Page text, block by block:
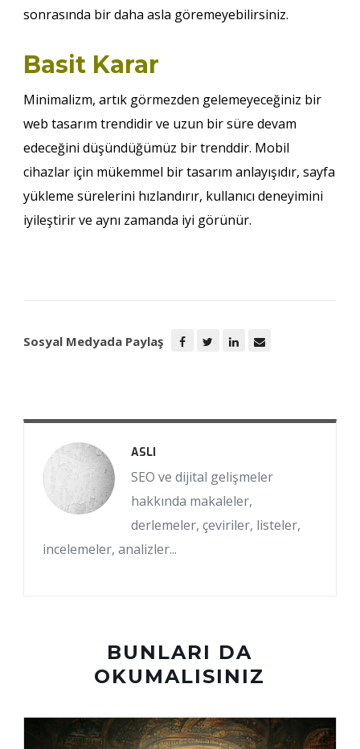
sonrasında bir daha asla göremeyebilirsiniz.
Basit Karar
Minimalizm, artık görmezden gelemeyeceğiniz bir
web tasarım trendidir ve uzun bir süre devam
edeceğini düşündüğümüz bir trenddir. Mobil
cihazlar için mükemmel bir tasarım anlayışıdır, sayfa
yükleme sürelerini hızlandırır, kullanıcı deneyimini
iyileştirir ve aynı zamanda iyi görünür.
Sosyal Medyada Paylaş
ASLI
SEO ve dijital gelişmeler
hakkında makaleler,
derlemeler, çeviriler, listeler,
incelemeler, analizler...
BUNLARI DA
OKUMALISINIZ